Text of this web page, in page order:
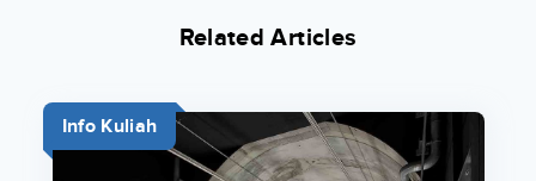
Related Articles
Info Kuliah